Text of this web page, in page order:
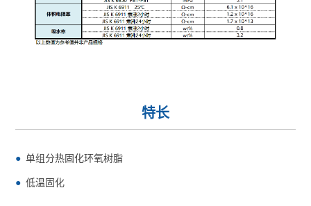
特长
单组分热固化环氧树脂
低温固化